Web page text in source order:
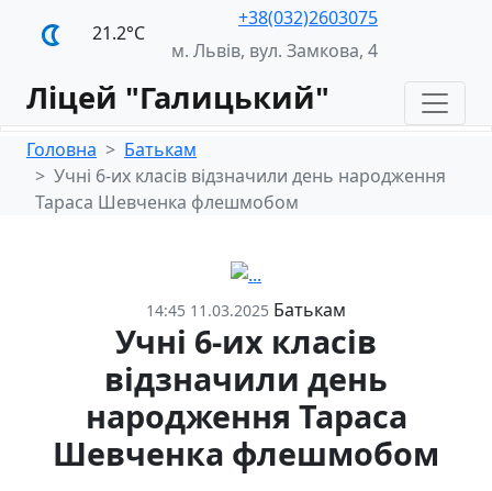
21.2°С
+38(032)2603075
м. Львів, вул. Замкова, 4
Ліцей "Галицький"
Головна
Батькам
Учні 6-их класів відзначили день народження
Тараса Шевченка флешмобом
14:45 11.03.2025 Батькам
Учні 6-их класів
відзначили день
народження Тараса
Шевченка флешмобом